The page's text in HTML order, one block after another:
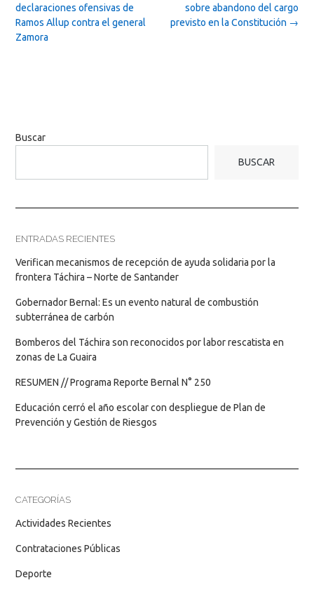
navigation
sobre abandono del cargo
previsto en la Constitución →
declaraciones ofensivas de
Ramos Allup contra el general
Zamora
Buscar
BUSCAR
ENTRADAS RECIENTES
Verifican mecanismos de recepción de ayuda solidaria por la
frontera Táchira – Norte de Santander
Gobernador Bernal: Es un evento natural de combustión
subterránea de carbón
Bomberos del Táchira son reconocidos por labor rescatista en
zonas de La Guaira
RESUMEN // Programa Reporte Bernal N° 250
Educación cerró el año escolar con despliegue de Plan de
Prevención y Gestión de Riesgos
CATEGORÍAS
Actividades Recientes
Contrataciones Públicas
Deporte